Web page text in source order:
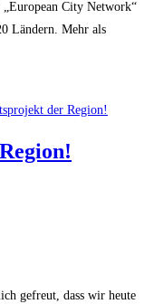
„European City Network“
Ländern. Mehr als
gefreut, dass wir heute